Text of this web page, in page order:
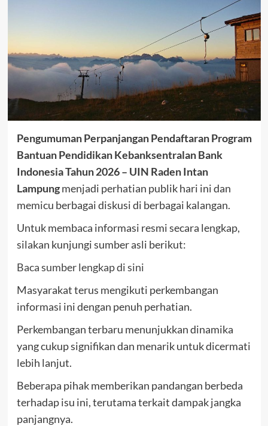
Pengumuman Perpanjangan Pendaftaran Program
Bantuan Pendidikan Kebanksentralan Bank
Indonesia Tahun 2026 – UIN Raden Intan
Lampungmenjadi perhatian publik hari ini dan
memicu berbagai diskusi di berbagai kalangan.
Untuk membaca informasi resmi secara lengkap,
silakan kunjungi sumber asli berikut:
Baca sumber lengkap di sini
Masyarakat terus mengikuti perkembangan
informasi ini dengan penuh perhatian.
Perkembangan terbaru menunjukkan dinamika
yang cukup signifikan dan menarik untuk dicermati
lebih lanjut.
Beberapa pihak memberikan pandangan berbeda
terhadap isu ini, terutama terkait dampak jangka
panjangnya.